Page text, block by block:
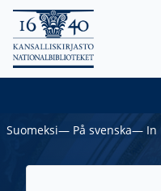
Suomeksi― På svenska― In